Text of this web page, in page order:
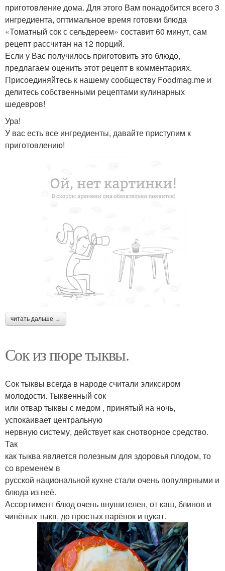
приготовление дома. Для этого Вам понадобится всего 3
ингредиента, оптимальное время готовки блюда
«Томатный сок с сельдереем» составит 60 минут, сам
рецепт рассчитан на 12 порций.
Если у Вас получилось приготовить это блюдо,
предлагаем оценить этот рецепт в комментариях.
Присоединяйтесь к нашему сообществу Foodmag.me и
делитесь собственными рецептами кулинарных
шедевров!
Ура!
У вас есть все ингредиенты, давайте приступим к
приготовлению!
читать дальше →
Сок из пюре тыквы.
Сок тыквы всегда в народе считали эликсиром
молодости. Тыквенный сок
или отвар тыквы с медом , принятый на ночь,
успокаивает центральную
нервную систему, действует как снотворное средство.
Так
как тыква является полезным для здоровья плодом, то
со временем в
русской национальной кухне стали очень популярными и
блюда из неё.
Ассортимент блюд очень внушителен, от каш, блинов и
чинёных тыкв, до простых парёнок и цукат.